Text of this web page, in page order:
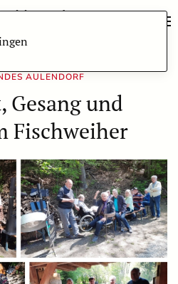
AULENDORF
Gesang und
Fischweiher